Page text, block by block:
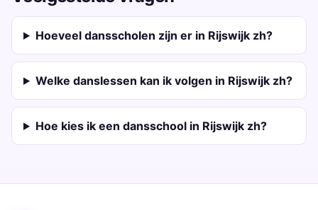
Hoeveel dansscholen zijn er in Rijswijk zh?
Welke danslessen kan ik volgen in Rijswijk zh?
Hoe kies ik een dansschool in Rijswijk zh?